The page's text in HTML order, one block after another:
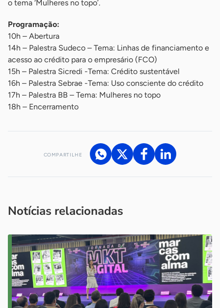
o tema ‘Mulheres no topo’.
​Programação:
10h – Abertura
14h – Palestra Sudeco – Tema: Linhas de financiamento e
acesso ao crédito para o empresário (FCO)
15h – Palestra Sicredi -Tema: Crédito sustentável
16h – Palestra Sebrae -Tema: Uso consciente do crédito
17h – Palestra BB – Tema: Mulheres no topo
18h – Encerramento
COMPARTILHE
Notícias relacionadas